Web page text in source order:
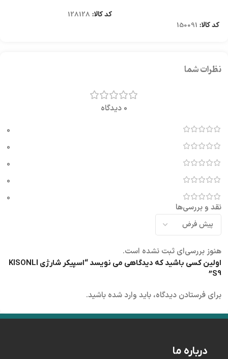
کد کالا: 150091
کد کالا: 128128
نظرات شما
0 دیدگاه
0
0
0
0
0
نقد و بررسی‌ها
هنوز بررسی‌ای ثبت نشده است.
اولین کسی باشید که دیدگاهی می نویسد “اسپیکر شارژی KISONLI
S9”
برای فرستادن دیدگاه، باید وارد شده باشید.
درباره ما